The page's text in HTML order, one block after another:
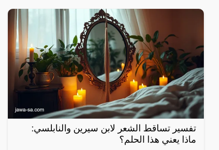
تفسير تساقط الشعر لابن سيرين والنابلسي:
ماذا يعني هذا الحلم؟